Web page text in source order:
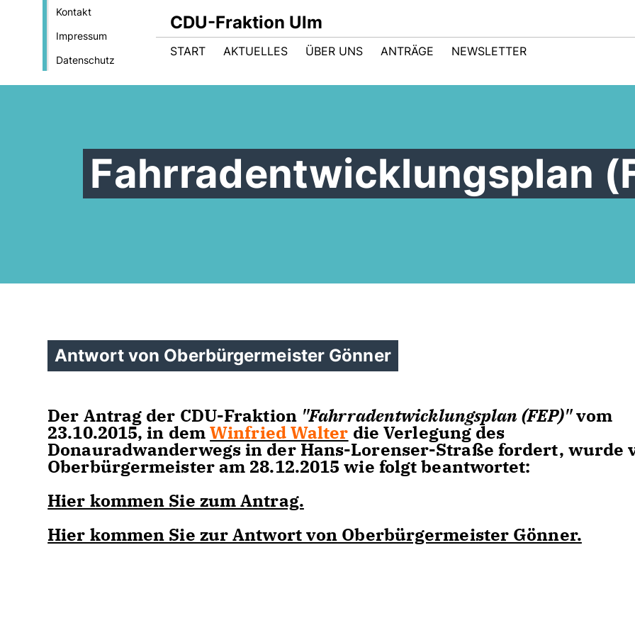
Kontakt
Impressum
Datenschutz
CDU-Fraktion Ulm
START AKTUELLES ÜBER UNS ANTRÄGE NEWSLETTER
Fahrradentwicklungsplan
Antwort von Oberbürgermeister Gönner
Der Antrag der CDU-Fraktion "Fahrradentwicklungsplan (FEP)"vom
23.10.2015, in demWinfried Walter die Verlegung des
Donauradwanderwegs in der Hans-Lorenser-Straße fordert, wurde
Oberbürgermeister am 28.12.2015 wie folgt beantwortet:
Hier kommen Sie zum Antrag.
Hier kommen Sie zur Antwort von Oberbürgermeister Gönner.